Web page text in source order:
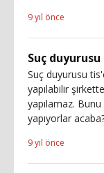
9 yıl önce
Suç duyurusu
Suç duyurusu
yapılabilir
yapılamaz.
yapıyorlar
9 yıl önce